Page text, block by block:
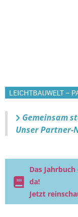
LEICHTBAUWELT –
Gemeinsam
Unser Partner-
Das
da!
Jetzt